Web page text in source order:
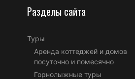
Разделы сайта
Туры
Аренда коттеджей и домов
посуточно и помесячно
Горнолыжные туры